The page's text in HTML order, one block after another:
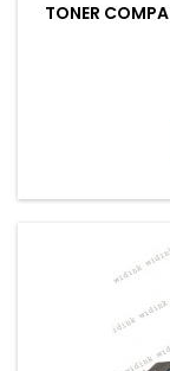
TONER